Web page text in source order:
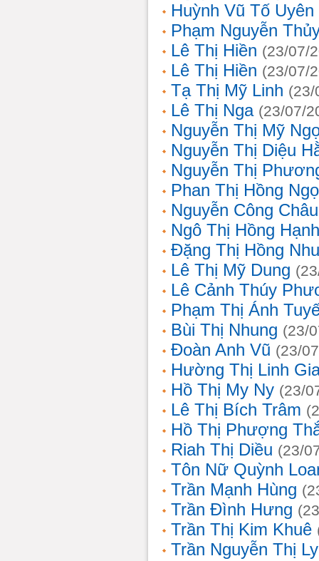
Huỳnh Vũ Tố Uyên
Phạm Nguyễn
Lê Thị Hiền (23/07/
Lê Thị Hiền (23/07/
Tạ Thị Mỹ Linh (23/
Lê Thị Nga (23/07/
Nguyễn Thị Mỹ
Nguyễn Thị Diệu
Nguyễn Thị
Phan Thị Hồng
Nguyễn Công Châu
Ngô Thị Hồng Hạnh
Đặng Thị Hồng
Lê Thị Mỹ Dung
Lê Cảnh Thúy
Phạm Thị Ánh
Bùi Thị Nhung (23/
Đoàn Anh Vũ (23/
Hường Thị Linh
Hồ Thị My Ny (23/
Lê Thị Bích Trâm
Hồ Thị Phượng
Riah Thị Diều (23/
Tôn Nữ Quỳnh
Trần Mạnh Hùng
Trần Đình Hưng
Trần Thị Kim Khuê
Trần Nguyễn Thị